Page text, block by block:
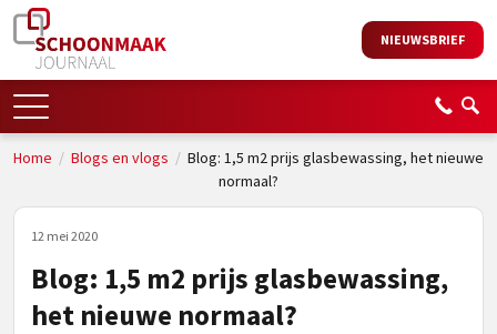
NIEUWSBRIEF
Home / Blogs en vlogs / Blog: 1,5 m2 prijs glasbewassing, het nieuwe
normaal?
12 mei 2020
Blog: 1,5 m2 prijs glasbewassing,
het nieuwe normaal?